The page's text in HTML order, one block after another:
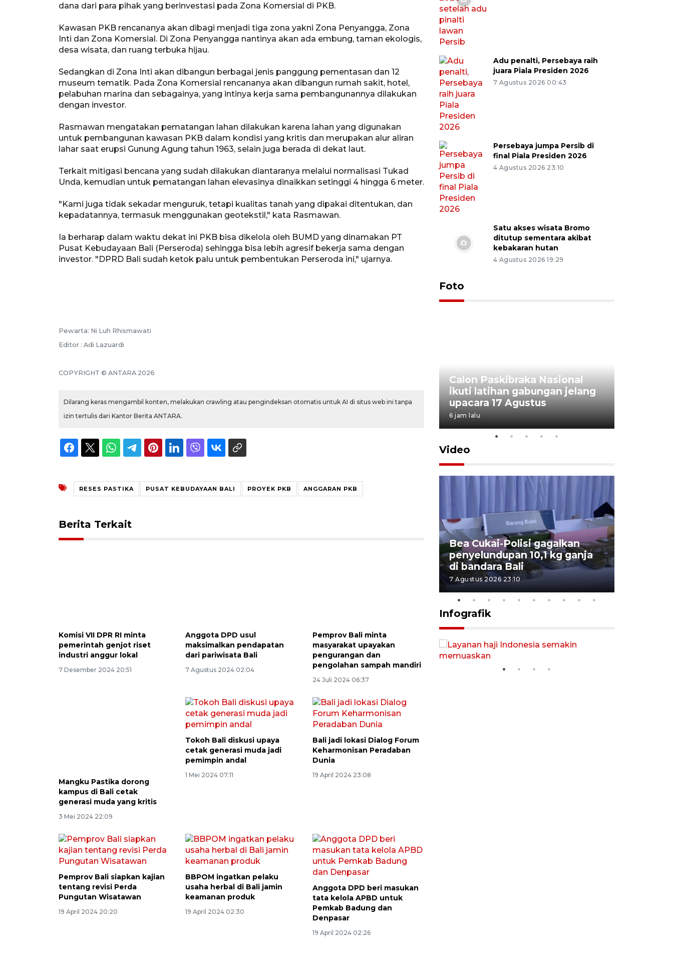
dana dari para pihak yang berinvestasi pada Zona Komersial di PKB.
Kawasan PKB rencananya akan dibagi menjadi tiga zona yakni Zona Penyangga, Zona
Inti dan Zona Komersial. Di Zona Penyangga nantinya akan ada embung, taman ekologis,
desa wisata, dan ruang terbuka hijau.
Sedangkan di Zona Inti akan dibangun berbagai jenis panggung pementasan dan 12
museum tematik. Pada Zona Komersial rencananya akan dibangun rumah sakit, hotel,
pelabuhan marina dan sebagainya, yang intinya kerja sama pembangunannya dilakukan
dengan investor.
Rasmawan mengatakan pematangan lahan dilakukan karena lahan yang digunakan
untuk pembangunan kawasan PKB dalam kondisi yang kritis dan merupakan alur aliran
lahar saat erupsi Gunung Agung tahun 1963, selain juga berada di dekat laut.
Terkait mitigasi bencana yang sudah dilakukan diantaranya melalui normalisasi Tukad
Unda, kemudian untuk pematangan lahan elevasinya dinaikkan setinggi 4 hingga 6 meter.
"Kami juga tidak sekadar menguruk, tetapi kualitas tanah yang dipakai ditentukan, dan
kepadatannya, termasuk menggunakan geotekstil," kata Rasmawan.
Ia berharap dalam waktu dekat ini PKB bisa dikelola oleh BUMD yang dinamakan PT
Pusat Kebudayaan Bali (Perseroda) sehingga bisa lebih agresif bekerja sama dengan
investor. "DPRD Bali sudah ketok palu untuk pembentukan Perseroda ini," ujarnya.
Pewarta: Ni Luh Rhismawati
Editor : Adi Lazuardi
COPYRIGHT © ANTARA 2026
Dilarang keras mengambil konten, melakukan crawling atau pengindeksan otomatis untuk AI di situs web ini tanpa
izin tertulis dari Kantor Berita ANTARA.
RESES PASTIKA PUSAT KEBUDAYAAN BALI PROYEK PKB ANGGARAN PKB
Berita Terkait
Komisi VII DPR RI minta
pemerintah genjot riset
industri anggur lokal
7 Desember 2024 20:51
Anggota DPD usul
maksimalkan pendapatan
dari pariwisata Bali
7 Agustus 2024 02:04
Pemprov Bali minta
masyarakat upayakan
pengurangan dan
pengolahan sampah mandiri
24 Juli 2024 06:37
Mangku Pastika dorong
kampus di Bali cetak
generasi muda yang kritis
3 Mei 2024 22:09
Tokoh Bali diskusi upaya
cetak generasi muda jadi
pemimpin andal
1 Mei 2024 07:11
Bali jadi lokasi Dialog Forum
Keharmonisan Peradaban
Dunia
19 April 2024 23:08
Pemprov Bali siapkan kajian
tentang revisi Perda
Pungutan Wisatawan
19 April 2024 20:20
BBPOM ingatkan pelaku
usaha herbal di Bali jamin
keamanan produk
19 April 2024 02:30
Anggota DPD beri masukan
tata kelola APBD untuk
Pemkab Badung dan
Denpasar
19 April 2024 02:26
Adu penalti, Persebaya raih
juara Piala Presiden 2026
7 Agustus 2026 00:43
Persebaya jumpa Persib di
final Piala Presiden 2026
4 Agustus 2026 23:10
Satu akses wisata Bromo
ditutup sementara akibat
kebakaran hutan
4 Agustus 2026 19:29
Foto
aplikasi belanja daring
Calon Paskibraka Nasional
ikuti latihan gabungan jelang
upacara 17 Agustus
6 jam lalu
Video
Bea Cukai-Polisi gagalkan
penyelundupan 10,1 kg ganja
di bandara Bali
7 Agustus 2026 23:10
Infografik
jaringan gas 2026
2026-08-07 18:00:00
Layanan haji Indonesia
2026-08-08 15:00:00